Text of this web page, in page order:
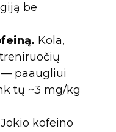
be
Kola,
— paaugliui
tų ~3 mg/kg
Jokio kofeino